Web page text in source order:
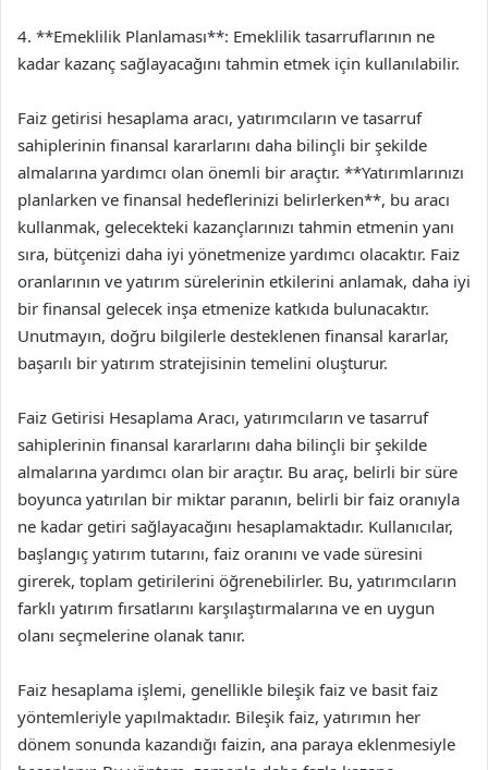
4. **Emeklilik Planlaması**: Emeklilik tasarruflarının ne
kadar kazanç sağlayacağını tahmin etmek için kullanılabilir.
Faiz getirisi hesaplama aracı, yatırımcıların ve tasarruf
sahiplerinin finansal kararlarını daha bilinçli bir şekilde
almalarına yardımcı olan önemli bir araçtır. **Yatırımlarınızı
planlarken ve finansal hedeflerinizi belirlerken**, bu aracı
kullanmak, gelecekteki kazançlarınızı tahmin etmenin yanı
sıra, bütçenizi daha iyi yönetmenize yardımcı olacaktır. Faiz
oranlarının ve yatırım sürelerinin etkilerini anlamak, daha iyi
bir finansal gelecek inşa etmenize katkıda bulunacaktır.
Unutmayın, doğru bilgilerle desteklenen finansal kararlar,
başarılı bir yatırım stratejisinin temelini oluşturur.
Faiz Getirisi Hesaplama Aracı, yatırımcıların ve tasarruf
sahiplerinin finansal kararlarını daha bilinçli bir şekilde
almalarına yardımcı olan bir araçtır. Bu araç, belirli bir süre
boyunca yatırılan bir miktar paranın, belirli bir faiz oranıyla
ne kadar getiri sağlayacağını hesaplamaktadır. Kullanıcılar,
başlangıç yatırım tutarını, faiz oranını ve vade süresini
girerek, toplam getirilerini öğrenebilirler. Bu, yatırımcıların
farklı yatırım fırsatlarını karşılaştırmalarına ve en uygun
olanı seçmelerine olanak tanır.
Faiz hesaplama işlemi, genellikle bileşik faiz ve basit faiz
yöntemleriyle yapılmaktadır. Bileşik faiz, yatırımın her
dönem sonunda kazandığı faizin, ana paraya eklenmesiyle